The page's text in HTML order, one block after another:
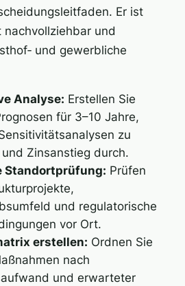
Er ist
und
und gewerbliche
Analyse: Erstellen Sie
für 3–10 Jahre,
zu
Zinsanstieg durch.
Standortprüfung: Prüfen
und regulatorische
vor Ort.
erstellen: Ordnen Sie
nach
und erwarteter